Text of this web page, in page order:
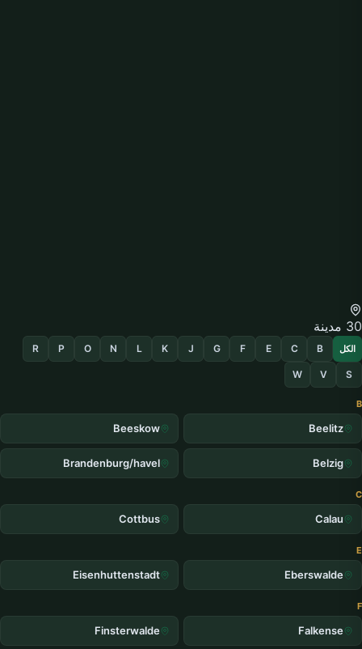
30 مدينة
الكل B
C
E
F
G
J
K
L
N
O
P
R
S
V
W
B
Beelitz
Beeskow
Belzig
Brandenburg/havel
C
Calau
Cottbus
E
Eberswalde
Eisenhuttenstadt
F
Falkense
Finsterwalde